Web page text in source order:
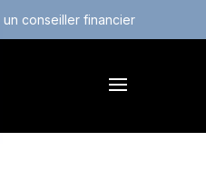
conseiller financier